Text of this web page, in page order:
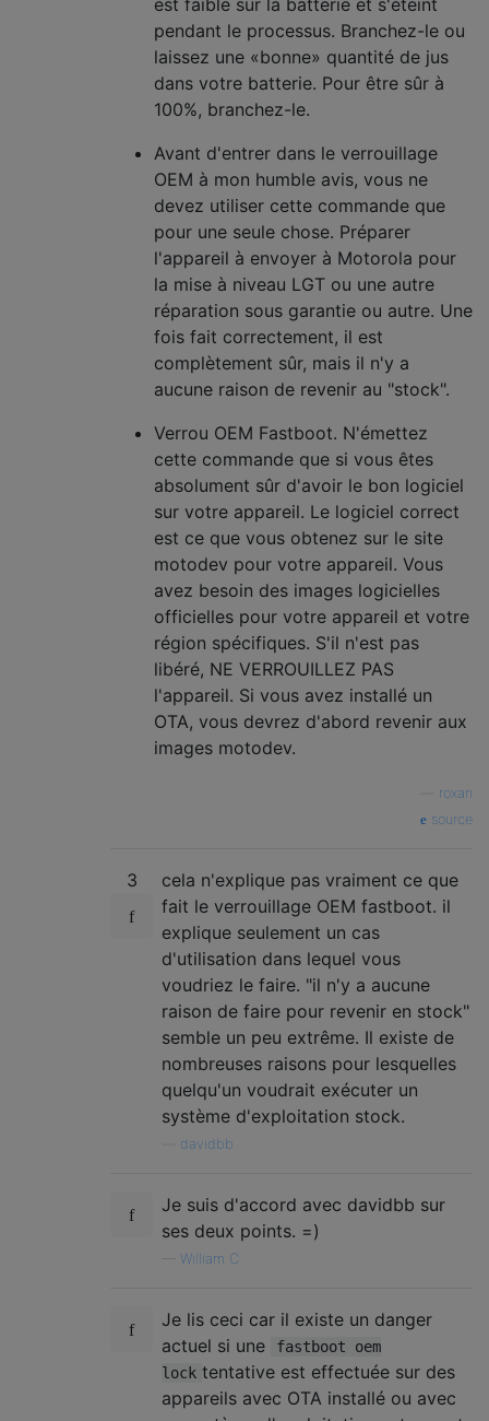
pendant le processus. Branchez-le ou
laissez une «bonne» quantité de jus
dans votre batterie. Pour être sûr à
100%, branchez-le.
Avant d'entrer dans le verrouillage
OEM à mon humble avis, vous ne
devez utiliser cette commande que
pour une seule chose. Préparer
l'appareil à envoyer à Motorola pour
la mise à niveau LGT ou une autre
réparation sous garantie ou autre. Une
fois fait correctement, il est
complètement sûr, mais il n'y a
aucune raison de revenir au "stock".
Verrou OEM Fastboot. N'émettez
cette commande que si vous êtes
absolument sûr d'avoir le bon logiciel
sur votre appareil. Le logiciel correct
est ce que vous obtenez sur le site
motodev pour votre appareil. Vous
avez besoin des images logicielles
officielles pour votre appareil et votre
région spécifiques. S'il n'est pas
libéré, NE VERROUILLEZ PAS
l'appareil. Si vous avez installé un
OTA, vous devrez d'abord revenir aux
images motodev.
roxan
source
3
cela n'explique pas vraiment ce que
fait le verrouillage OEM fastboot. il
explique seulement un cas
d'utilisation dans lequel vous
voudriez le faire. "il n'y a aucune
raison de faire pour revenir en stock"
semble un peu extrême. Il existe de
nombreuses raisons pour lesquelles
quelqu'un voudrait exécuter un
système d'exploitation stock.
davidbb
Je suis d'accord avec davidbb sur
ses deux points. =)
William C
Je lis ceci car il existe un danger
actuel si une
fastboot oem
lock tentative est effectuée sur des
appareils avec OTA installé ou avec